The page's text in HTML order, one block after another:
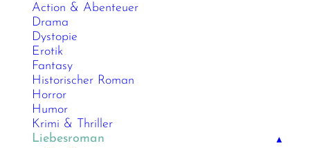
Action & Abenteuer
Drama
Dystopie
Erotik
Fantasy
Historischer Roman
Horror
Humor
Krimi & Thriller
Liebesroman
▲